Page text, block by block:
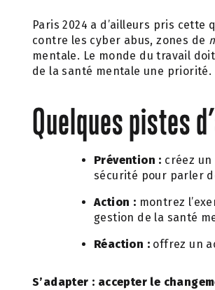
Paris 2024 a d’ailleurs pris
contre les cyber abus, zones de
mentale. Le monde du travail
de la santé mentale une priorité.
Quelques pistes
Prévention : créez
sécurité pour parler
Action : montrez
gestion de la santé
Réaction : offrez un
S’adapter : accepter le